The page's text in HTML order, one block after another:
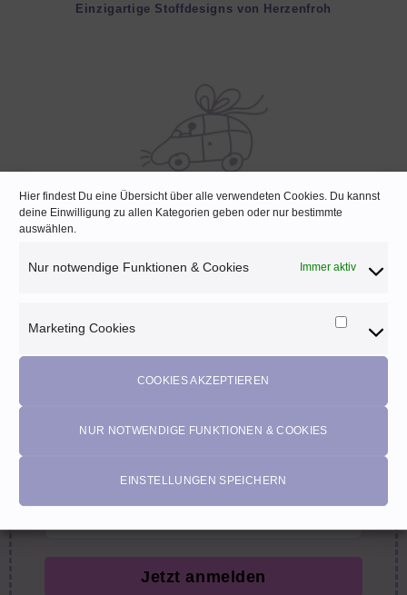
Hier findest Du eine Übersicht über alle verwendeten Cookies. Du kannst
deine Einwilligung zu allen Kategorien geben oder nur bestimmte
auswählen.
Nur notwendige Funktionen & Cookies Immer aktiv
Marketing Cookies
Cookies
COOKIES AKZEPTIEREN
NUR NOTWENDIGE FUNKTIONEN & COOKIES
EINSTELLUNGEN SPEICHERN
Einzigartige Stoffdesigns von Herzenfroh
SCHNELLE LIEFERUNG
Lagernde Artikel werden noch am selben Tag verpackt
nächste Bestellung (Gutscheine ausgeschlossen)
Jetzt anmelden